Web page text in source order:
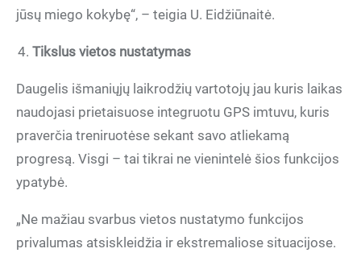
jūsų miego kokybę“, – teigia U. Eidžiūnaitė.
Tikslus vietos nustatymas
Daugelis išmaniųjų laikrodžių vartotojų jau kuris laikas
naudojasi prietaisuose integruotu GPS imtuvu, kuris
praverčia treniruotėse sekant savo atliekamą
progresą. Visgi – tai tikrai ne vienintelė šios funkcijos
ypatybė.
„Ne mažiau svarbus vietos nustatymo funkcijos
privalumas atsiskleidžia ir ekstremaliose situacijose.